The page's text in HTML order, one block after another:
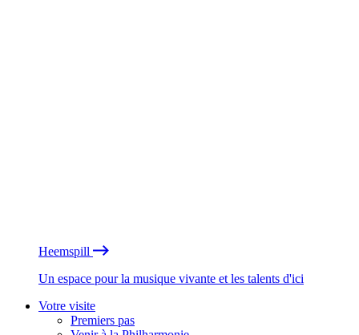
Heemspill
Un espace pour la musique vivante et les talents d'ici
Votre visite
Premiers pas